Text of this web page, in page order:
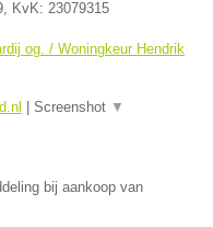
, KvK: 23079315
og. / Woningkeur Hendrik
Screenshot ▼
bij aankoop van